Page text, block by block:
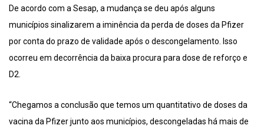
De acordo com a Sesap, a mudança se deu após alguns
municípios sinalizarem a iminência da perda de doses da Pfizer
por conta do prazo de validade após o descongelamento. Isso
ocorreu em decorrência da baixa procura para dose de reforço e
D2.
“Chegamos a conclusão que temos um quantitativo de doses da
vacina da Pfizer junto aos municípios, descongeladas há mais de